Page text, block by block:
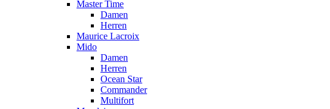
Master Time
Damen
Herren
Maurice Lacroix
Mido
Damen
Herren
Ocean Star
Commander
Multifort